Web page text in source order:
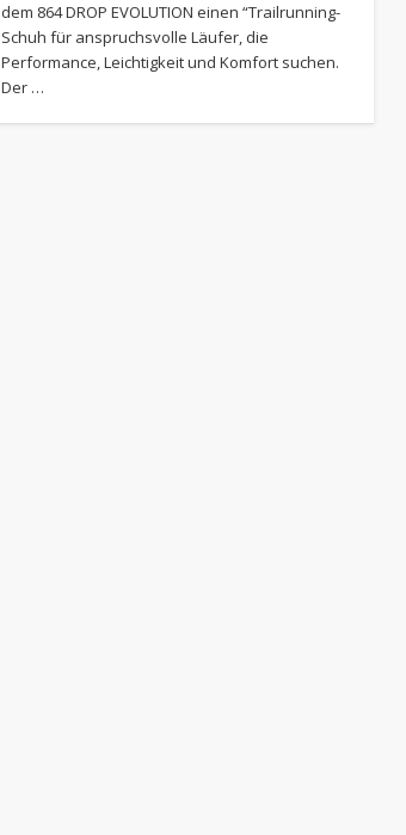
dem 864 DROP EVOLUTION einen “Trailrunning-
Schuh für anspruchsvolle Läufer, die
Performance, Leichtigkeit und Komfort suchen.
Der …